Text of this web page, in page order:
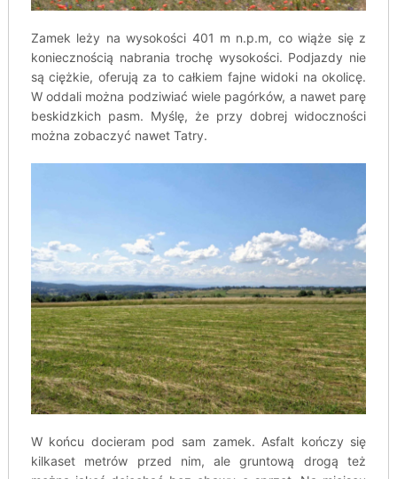
Zamek leży na wysokości 401 m n.p.m, co wiąże się z
koniecznością nabrania trochę wysokości. Podjazdy nie
są ciężkie, oferują za to całkiem fajne widoki na okolicę.
W oddali można podziwiać wiele pagórków, a nawet parę
beskidzkich pasm. Myślę, że przy dobrej widoczności
można zobaczyć nawet Tatry.
W końcu docieram pod sam zamek. Asfalt kończy się
kilkaset metrów przed nim, ale gruntową drogą też